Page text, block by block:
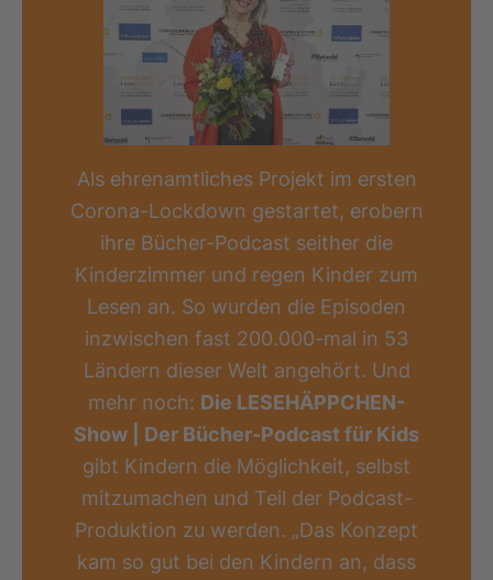
Als ehrenamtliches Projekt im ersten
Corona-Lockdown gestartet, erobern
ihre Bücher-Podcast seither die
Kinderzimmer und regen Kinder zum
Lesen an. So wurden die Episoden
inzwischen fast 200.000-mal in 53
Ländern dieser Welt angehört. Und
mehr noch: Die LESEHÄPPCHEN-
Show | Der Bücher-Podcast für Kids
gibt Kindern die Möglichkeit, selbst
mitzumachen und Teil der Podcast-
Produktion zu werden. „Das Konzept
kam so gut bei den Kindern an, dass